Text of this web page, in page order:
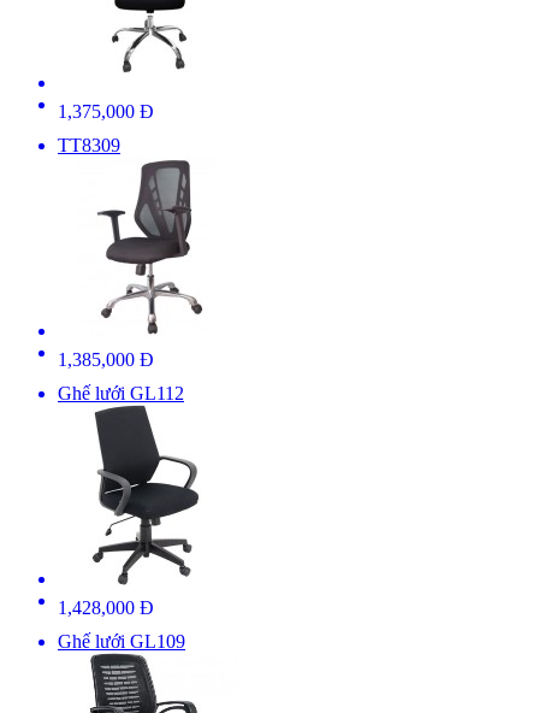
1,375,000 Đ
TT8309
1,385,000 Đ
Ghế lưới GL112
1,428,000 Đ
Ghế lưới GL109